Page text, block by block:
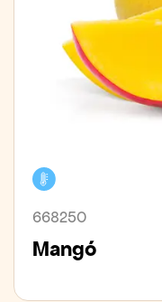
668250
Mangó